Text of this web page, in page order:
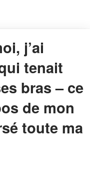
j’ai
tenait
bras – ce
de mon
toute ma